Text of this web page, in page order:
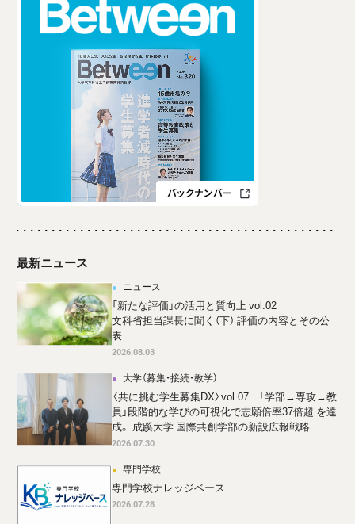
最新ニュース
ニュース
「新たな評価」の活用と質向上 vol.02
文科省担当課長に聞く（下） 評価の内容とその公
表
2026.08.03
大学（募集・接続・教学）
〈共に挑む学生募集DX〉vol.07 「学部→専攻→教
員」段階的な学びの可視化で志願倍率37倍超 を達
成。 成蹊大学 国際共創学部の新設広報戦略
2026.07.30
専門学校
専門学校ナレッジベース
2026.07.28